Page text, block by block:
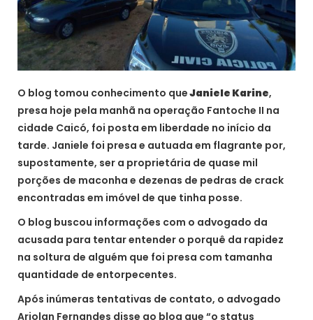
O blog tomou conhecimento queJaniele Karine,
presa hoje pela manhã na operação Fantoche II na
cidade Caicó, foi posta em liberdade no início da
tarde. Janiele foi presa e autuada em flagrante por,
supostamente, ser a proprietária de quase mil
porções de maconha e dezenas de pedras de crack
encontradas em imóvel de que tinha posse.
O blog buscou informações com o advogado da
acusada para tentar entender o porquê da rapidez
na soltura de alguém que foi presa com tamanha
quantidade de entorpecentes.
Após inúmeras tentativas de contato, o advogado
Ariolan Fernandes disse ao blog que “o status